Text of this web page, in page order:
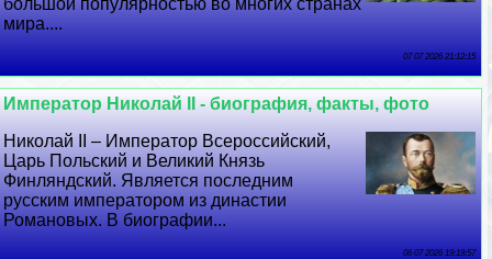
мира....
07 07 2026 21:12:15
Император Николай II - биография, факты, фото
Николай II – Император Всероссийский,
Царь Польский и Великий Князь
Финляндский. Является последним
русским императором из династии
Романовых. В биографии...
06 07 2026 19:19:57